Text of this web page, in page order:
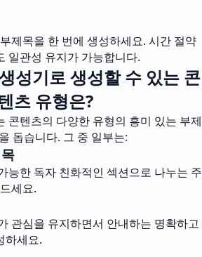
제목을 한 번에 생성하세요. 시간 절약
일관성 유지가 가능합니다.
성기로 생성할 수 있는 콘
츠 유형은?
콘텐츠의 다양한 유형의 흥미 있는 부제
돕습니다. 그 중 일부는:
능한 독자 친화적인 섹션으로 나누는 주
세요.
관심을 유지하면서 안내하는 명확하고
하세요.